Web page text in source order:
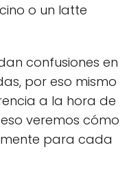
o un latte
confusiones en
por eso mismo
a la hora de
veremos cómo
para cada